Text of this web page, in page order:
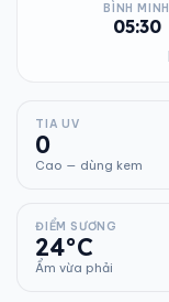
BÌNH MINH
05:30
TIA UV
0
Cao — dùng kem
ĐIỂM SƯƠNG
24°C
Ẩm vừa phải